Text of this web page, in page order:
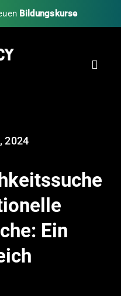
Bildungskurse
2024
Ein